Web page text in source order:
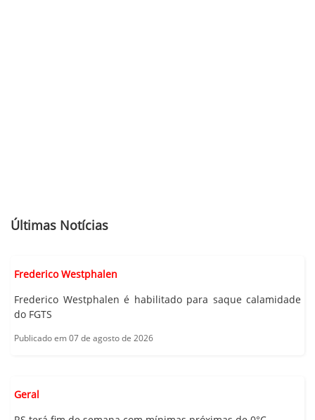
Últimas Notícias
Frederico Westphalen
Frederico Westphalen é habilitado para saque calamidade
do FGTS
Publicado em 07 de agosto de 2026
Geral